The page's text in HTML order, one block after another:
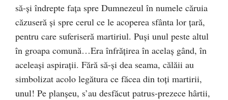
să-şi îndrepte faţa spre Dumnezeul în numele căruia
căzuseră şi spre cerul ce le acoperea sfânta lor ţară,
pentru care suferiseră martiriul. Puşi unul peste altul
în groapa comună…Era înfrăţirea în acelaş gând, în
aceleaşi aspiraţii. Fără să-şi dea seama, călăii au
simbolizat acolo legătura ce făcea din toţi martirii,
unul! Pe planşeu, s’au desfăcut patrus-prezece hârtii,